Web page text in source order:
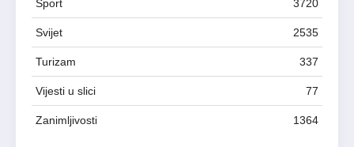
Svijet 2535
Turizam 337
Vijesti u slici 77
Zanimljivosti 1364